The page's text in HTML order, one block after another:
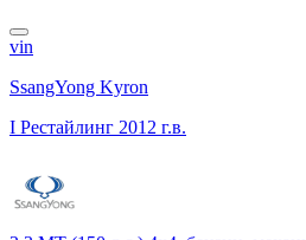
vin
SsangYong Kyron
I Рестайлинг 2012 г.в.